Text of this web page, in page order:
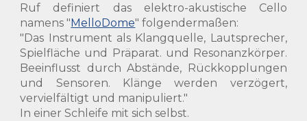
Ruf definiert das elektro-akustische Cello
namens "MelloDome" folgendermaßen:
"Das Instrument als Klangquelle, Lautsprecher,
Spielfläche und Präparat. und Resonanzkörper.
Beeinflusst durch Abstände, Rückkopplungen
und Sensoren. Klänge werden verzögert,
vervielfältigt und manipuliert."
In einer Schleife mit sich selbst.